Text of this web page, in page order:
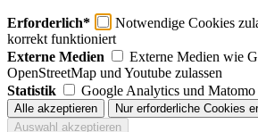
Erforderlich*
Notwendige Cookies
korrekt funktioniert
Externe Medien
Externe Medien wie
OpenStreetMap und Youtube zulassen
Statistik
Google Analytics und Matomo